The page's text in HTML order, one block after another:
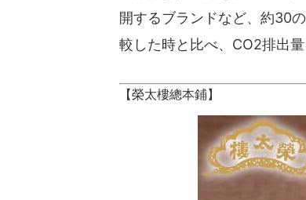
開するブランドなど、約30
較した時と比べ、CO2排出
【榮太樓總本鋪】